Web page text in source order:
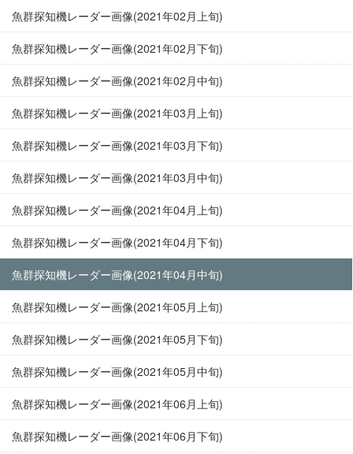
魚群探知機レーダー画像(2021年02月上旬)
魚群探知機レーダー画像(2021年02月下旬)
魚群探知機レーダー画像(2021年02月中旬)
魚群探知機レーダー画像(2021年03月上旬)
魚群探知機レーダー画像(2021年03月下旬)
魚群探知機レーダー画像(2021年03月中旬)
魚群探知機レーダー画像(2021年04月上旬)
魚群探知機レーダー画像(2021年04月下旬)
魚群探知機レーダー画像(2021年04月中旬)
魚群探知機レーダー画像(2021年05月上旬)
魚群探知機レーダー画像(2021年05月下旬)
魚群探知機レーダー画像(2021年05月中旬)
魚群探知機レーダー画像(2021年06月上旬)
魚群探知機レーダー画像(2021年06月下旬)